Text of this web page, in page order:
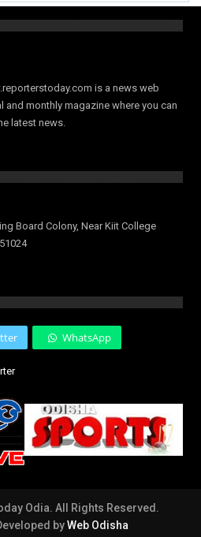
is a news web
and monthly magazine where you can
latest news.
Board Colony, Near Kiit College
WhatsApp
Odia. All Rights Reserved.
byWeb Odisha